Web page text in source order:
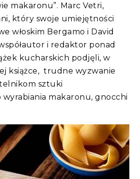
makaronu”. Marc Vetri,
który swoje umiejętności
włoskim Bergamo i David
i redaktor ponad
kucharskich podjęli, w
książce, trudne wyzwanie
sztuki
wyrabiania makaronu, gnocchi